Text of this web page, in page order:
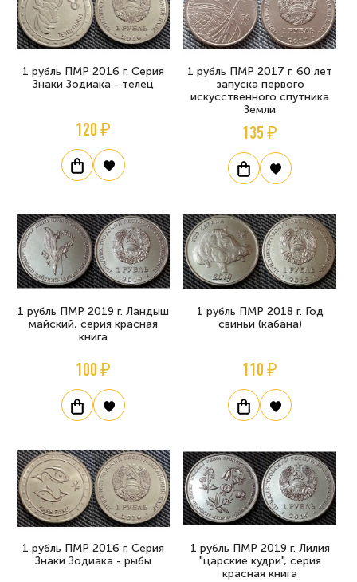
1 рубль ПМР 2016 г. Серия
Знаки Зодиака - телец
120 ₽
1 рубль ПМР 2017 г. 60 лет
запуска первого
искусственного спутника
Земли
135 ₽
1 рубль ПМР 2019 г. Ландыш
майский, серия красная
книга
100 ₽
1 рубль ПМР 2018 г. Год
свиньи (кабана)
110 ₽
1 рубль ПМР 2016 г. Серия
Знаки Зодиака - рыбы
1 рубль ПМР 2019 г. Лилия
"царские кудри", серия
красная книга